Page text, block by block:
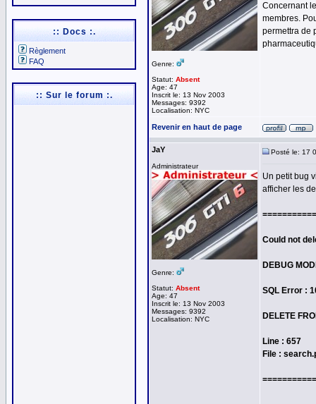
:: Docs :.
Règlement
FAQ
:: Sur le forum :.
Genre:
Statut: Absent
Age: 47
Inscrit le: 13 Nov 2003
Messages: 9392
Localisation: NYC
Concernant
membres.
permettra de
Revenir en haut de page
JaY
Administrateur
Genre:
Statut: Absent
Age: 47
Inscrit le: 13 Nov 2003
Messages: 9392
Localisation: NYC
Posté le: 17
Un petit bug
afficher les
Could not
DEBUG
SQL Error :
DELETE
Line : 657
File :